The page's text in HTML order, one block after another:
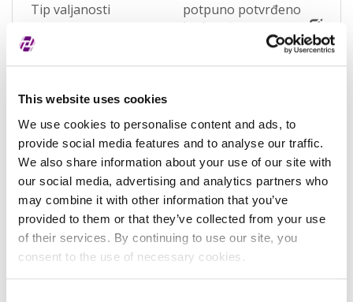
This website uses cookies
We use cookies to personalise content and ads, to
provide social media features and to analyse our traffic.
We also share information about your use of our site with
our social media, advertising and analytics partners who
may combine it with other information that you’ve
provided to them or that they’ve collected from your use
of their services. By continuing to use our site, you
consent to the use of necessary cookies.
Tip valjanosti
potpuno potvrđeno
kod registra
Adresa pravnog oblika
Adresa
Martinšćica 8
Poštanski broj
51221
Grad
Kostrena
Država
Hrvatska
Adresa sjedišta subjekta